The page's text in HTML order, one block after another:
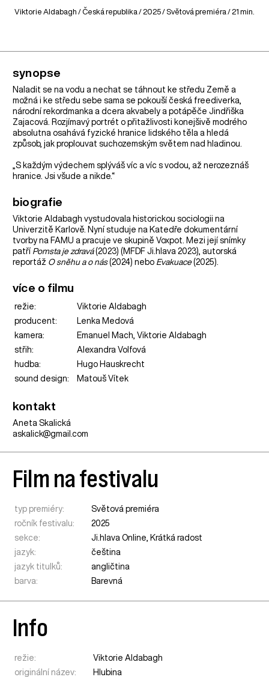
Viktorie Aldabagh /Česká republika / 2025 / Světová premiéra / 21 min.
synopse
Naladit se na vodu a nechat se táhnout ke středu Země a
možná i ke středu sebe sama se pokouší česká freediverka,
národní rekordmanka a dcera akvabely a potápěče Jindřiška
Zajacová. Rozjímavý portrét o přitažlivosti konejšivě modrého
absolutna osahává fyzické hranice lidského těla a hledá
způsob, jak proplouvat suchozemským světem nad hladinou.
„S každým výdechem splýváš víc a víc s vodou, až nerozeznáš
hranice. Jsi všude a nikde.“
biografie
Viktorie Aldabagh vystudovala historickou sociologii na
Univerzitě Karlově. Nyní studuje na Katedře dokumentární
tvorby na FAMU a pracuje ve skupině Voxpot. Mezi její snímky
patří Pomsta je zdravá(2023) (MFDF Ji.hlava 2023), autorská
reportáž O sněhu a o nás(2024) nebo Evakuace(2025).
více o filmu
režie:
Viktorie Aldabagh
producent:
Lenka Medová
kamera:
Emanuel Mach, Viktorie Aldabagh
střih:
Alexandra Volfová
hudba:
Hugo Hauskrecht
sound design:
Matouš Vítek
kontakt
Aneta Skalická
askalick@gmail.com
Film na festivalu
typ premiéry:
Světová premiéra
ročník festivalu:
2025
sekce:
Ji.hlava Online, Krátká radost
jazyk:
čeština
jazyk titulků:
angličtina
barva:
Barevná
Info
režie:
Viktorie Aldabagh
originální název:
Hlubina